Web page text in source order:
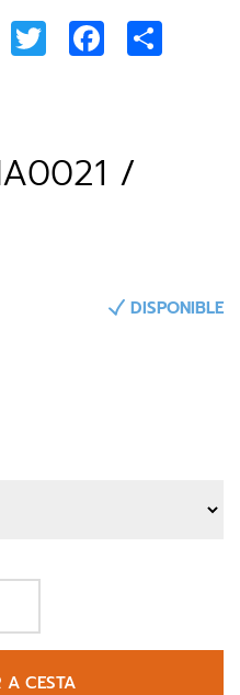
Twitter Facebook
/
DISPONIBLE
A CESTA